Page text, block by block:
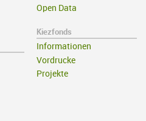
Open Data
Kiezfonds
Informationen
Vordrucke
Projekte